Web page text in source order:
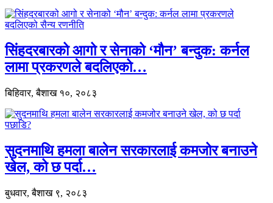
सिंहदरबारको आगो र सेनाको ‘मौन’ बन्दुक: कर्नल
लामा प्रकरणले बदलिएको…
बिहिवार, बैशाख १०, २०८३
सुदनमाथि हमला बालेन सरकारलाई कमजोर बनाउने
खेल, को छ पर्दा…
बुधवार, बैशाख ९, २०८३